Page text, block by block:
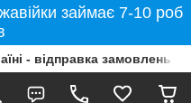
займає 7-10 роб
- відправка замовлень